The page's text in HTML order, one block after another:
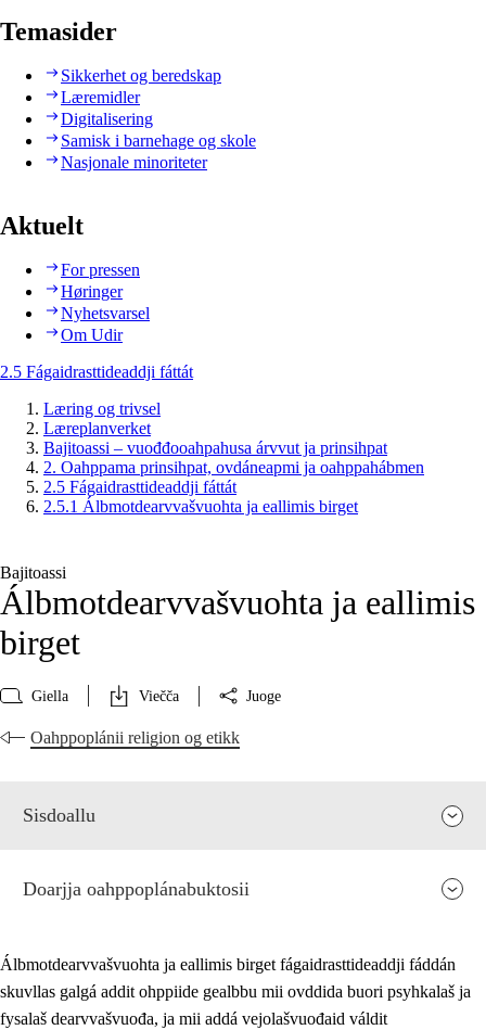
Temasider
Sikkerhet og beredskap
Læremidler
Digitalisering
Samisk i barnehage og skole
Nasjonale minoriteter
Aktuelt
For pressen
Høringer
Nyhetsvarsel
Om Udir
2.5 Fágaidrasttideaddji fáttát
Læring og trivsel
Læreplanverket
Bajitoassi – vuođđooahpahusa árvvut ja prinsihpat
2. Oahppama prinsihpat, ovdáneapmi ja oahppahábmen
2.5 Fágaidrasttideaddji fáttát
2.5.1 Álbmotdearvvašvuohta ja eallimis birget
Bajitoassi
Álbmotdearvvašvuohta ja eallimis
birget
Giella Viečča Juoge
Oahppoplánii religion og etikk
Sisdoallu
Doarjja oahppoplánabuktosii
Álbmotdearvvašvuohta ja eallimis birget fágaidrasttideaddji fáddán
skuvllas galgá addit ohppiide gealbbu mii ovddida buori psyhkalaš ja
fysalaš dearvvašvuođa, ja mii addá vejolašvuođaid váldit